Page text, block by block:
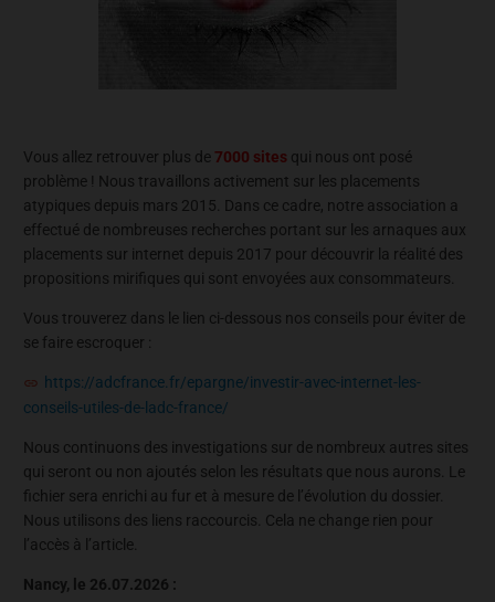
Vous allez retrouver plus de 7000 sites qui nous ont posé
problème ! Nous travaillons activement sur les placements
atypiques depuis mars 2015. Dans ce cadre, notre association a
effectué de nombreuses recherches portant sur les arnaques aux
placements sur internet depuis 2017 pour découvrir la réalité des
propositions mirifiques qui sont envoyées aux consommateurs.
Vous trouverez dans le lien ci-dessous nos conseils pour éviter de
se faire escroquer :
https://adcfrance.fr/epargne/investir-avec-internet-les-
conseils-utiles-de-ladc-france/
Nous continuons des investigations sur de nombreux autres sites
qui seront ou non ajoutés selon les résultats que nous aurons. Le
fichier sera enrichi au fur et à mesure de l’évolution du dossier.
Nous utilisons des liens raccourcis. Cela ne change rien pour
l’accès à l’article.
Nancy, le 26.07.2026 :